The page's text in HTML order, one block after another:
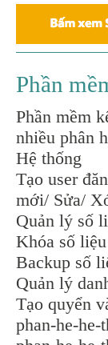
Phần
Phần mềm
nhiều phân
Hệ thống
Tạo user
mới/ Sửa/
Quản lý số
Khóa số liệu
Backup số
Quản lý
Tạo quyển
phan-he-he-